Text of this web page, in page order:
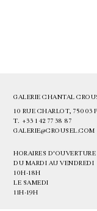
GALERIE CHANTAL
10 RUE CHARLOT, 75003
T. +33 1 42 77 38 87
GALERIE@CROUSEL.COM
HORAIRES D'OUVERTURE
DU MARDI AU VENDREDI
10H-18H
LE SAMEDI
11H-19H